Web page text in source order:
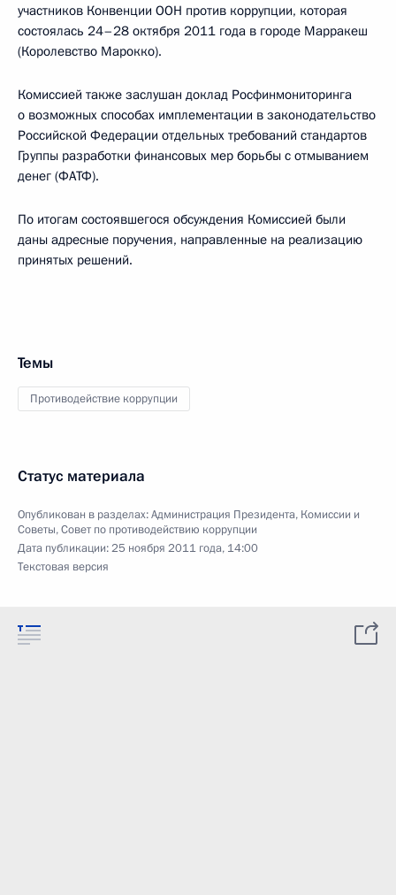
участников Конвенции ООН против коррупции, которая
состоялась 24–28 октября 2011 года в городе Марракеш
(Королевство Марокко).
Комиссией также заслушан доклад Росфинмониторинга
о возможных способах имплементации в законодательство
Российской Федерации отдельных требований стандартов
Группы разработки финансовых мер борьбы с отмыванием
денег (ФАТФ).
По итогам состоявшегося обсуждения Комиссией были
даны адресные поручения, направленные на реализацию
принятых решений.
Темы
Противодействие коррупции
Статус материала
Опубликован в разделах:Администрация Президента, Комиссии и
Советы,Совет по противодействию коррупции
Дата публикации:25 ноября 2011 года, 14:00
Текстовая версия